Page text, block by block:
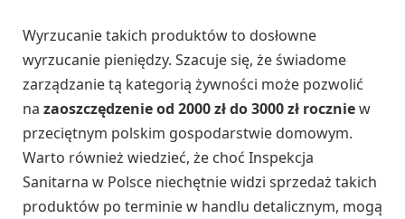
Wyrzucanie takich produktów to dosłowne
wyrzucanie pieniędzy. Szacuje się, że świadome
zarządzanie tą kategorią żywności może pozwolić
na zaoszczędzenie od 2000 zł do 3000 zł roczniew
przeciętnym polskim gospodarstwie domowym.
Warto również wiedzieć, że choć Inspekcja
Sanitarna w Polsce niechętnie widzi sprzedaż takich
produktów po terminie w handlu detalicznym, mogą